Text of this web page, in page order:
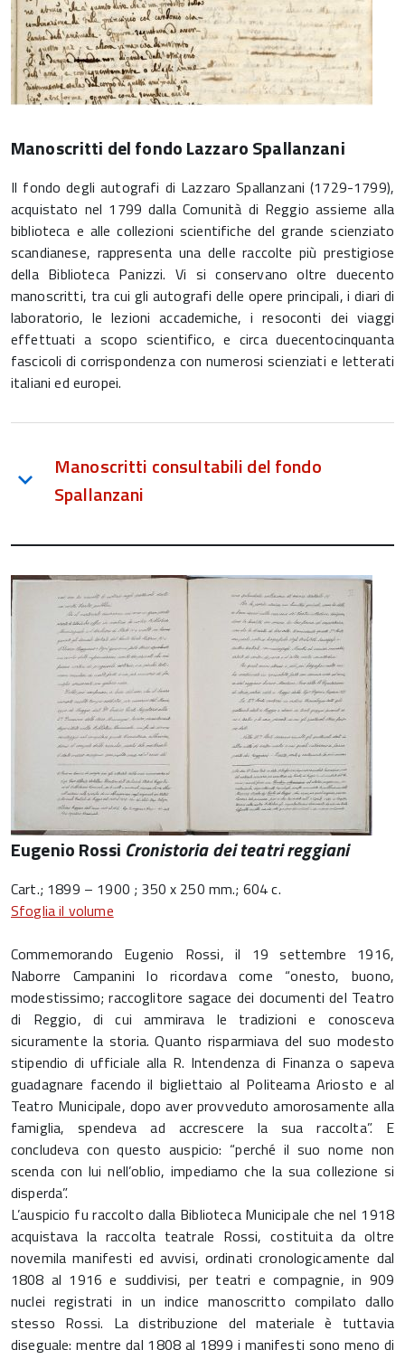
Manoscritti del fondo Lazzaro Spallanzani
Il fondo degli autografi di Lazzaro Spallanzani (1729-1799),
acquistato nel 1799 dalla Comunità di Reggio assieme alla
biblioteca e alle collezioni scientifiche del grande scienziato
scandianese, rappresenta una delle raccolte più prestigiose
della Biblioteca Panizzi. Vi si conservano oltre duecento
manoscritti, tra cui gli autografi delle opere principali, i diari di
laboratorio, le lezioni accademiche, i resoconti dei viaggi
effettuati a scopo scientifico, e circa duecentocinquanta
fascicoli di corrispondenza con numerosi scienziati e letterati
italiani ed europei.
Manoscritti consultabili del fondo
Spallanzani
Eugenio Rossi Cronistoria dei teatri reggiani
Cart.; 1899 – 1900 ; 350 x 250 mm.; 604 c.
Sfoglia il volume
Commemorando Eugenio Rossi, il 19 settembre 1916,
Naborre Campanini lo ricordava come “onesto, buono,
modestissimo; raccoglitore sagace dei documenti del Teatro
di Reggio, di cui ammirava le tradizioni e conosceva
sicuramente la storia. Quanto risparmiava del suo modesto
stipendio di ufficiale alla R. Intendenza di Finanza o sapeva
guadagnare facendo il bigliettaio al Politeama Ariosto e al
Teatro Municipale, dopo aver provveduto amorosamente alla
famiglia, spendeva ad accrescere la sua raccolta”. E
concludeva con questo auspicio: “perché il suo nome non
scenda con lui nell’oblio, impediamo che la sua collezione si
disperda”.
L’auspicio fu raccolto dalla Biblioteca Municipale che nel 1918
acquistava la raccolta teatrale Rossi, costituita da oltre
novemila manifesti ed avvisi, ordinati cronologicamente dal
1808 al 1916 e suddivisi, per teatri e compagnie, in 909
nuclei registrati in un indice manoscritto compilato dallo
stesso Rossi. La distribuzione del materiale è tuttavia
diseguale: mentre dal 1808 al 1899 i manifesti sono meno di